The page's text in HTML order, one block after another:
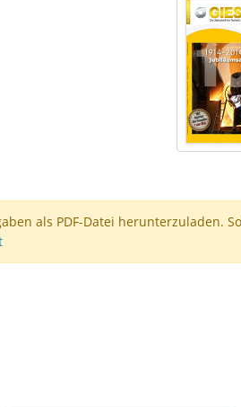
als PDF-Datei herunterzuladen.